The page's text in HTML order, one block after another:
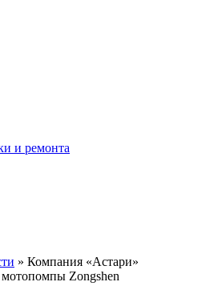
и ремонта
» Компания «Астари»
мотопомпы Zongshen